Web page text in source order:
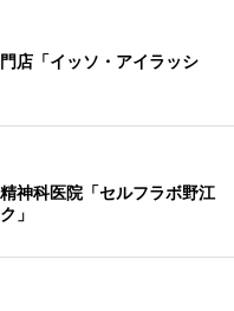
店「イッソ・アイラッシ
神科医院「セルフラボ野江
」